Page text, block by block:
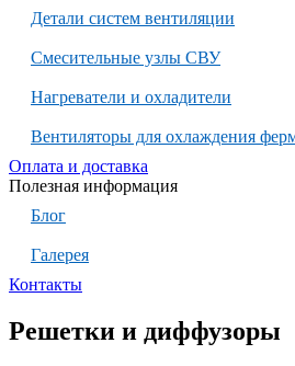
Детали систем вентиляции
Смесительные узлы СВУ
Нагреватели и охладители
Вентиляторы для охлаждения
Оплата и доставка
Полезная информация
Блог
Галерея
Контакты
Решетки и диффузоры